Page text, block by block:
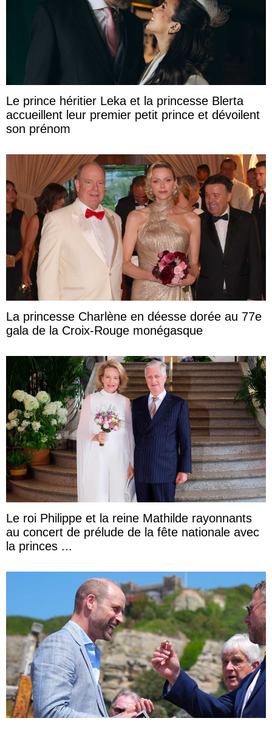
Le prince héritier Leka et la princesse Blerta
accueillent leur premier petit prince et dévoilent
son prénom
La princesse Charlène en déesse dorée au 77e
gala de la Croix-Rouge monégasque
Le roi Philippe et la reine Mathilde rayonnants
au concert de prélude de la fête nationale avec
la princes ...